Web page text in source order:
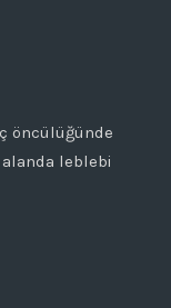
öncülüğünde
leblebi